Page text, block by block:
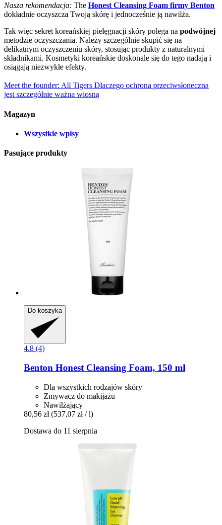
Nasza rekomendacja: The Honest Cleansing Foam firmy Benton
dokładnie oczyszcza Twoją skórę i jednocześnie ją nawilża.
Tak więc sekret koreańskiej pielęgnacji skóry polega na podwójnej
metodzie oczyszczania. Należy szczególnie skupić się na
delikatnym oczyszczeniu skóry, stosując produkty z naturalnymi
składnikami. Kosmetyki koreańskie doskonale się do tego nadają i
osiągają niezwykłe efekty.
Meet the founder: All Tigers Dlaczego ochrona przeciwsłoneczna
jest szczególnie ważna wiosną
Magazyn
Wszystkie wpisy
Pasujące produkty
Do koszyka
4.8 (4)
Benton Honest Cleansing Foam, 150 ml
Dla wszystkich rodzajów skóry
Zmywacz do makijażu
Nawilżający
80,56 zł (537,07 zł / l)
Dostawa do 11 sierpnia